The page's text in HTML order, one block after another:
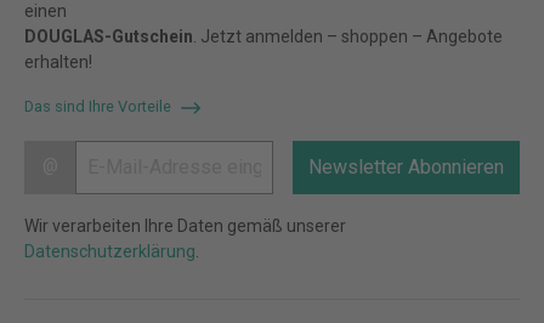
einen
DOUGLAS-Gutschein . Jetzt anmelden – shoppen – Angebote
erhalten!
Das sind Ihre Vorteile
Newsletter Abonnieren
Wir verarbeiten Ihre Daten gemäß unserer
Datenschutzerklärung